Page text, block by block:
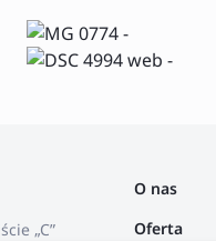
„C”
O nas
Oferta